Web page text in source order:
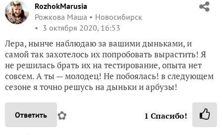
RozhokMarusia
Рожкова Маша
Новосибирск
3 октября 2020, 16:53
Лера, нынче наблюдаю за вашими дыньками, и
самой так захотелось их попробовать вырастить! Я
не решилась брать их на тестирование, опыта нет
совсем. А ты — молодец! Не побоялась! в следующем
сезоне я точно решусь на дыньки и арбузы!
Ответить ✿ 1 Спасибо!